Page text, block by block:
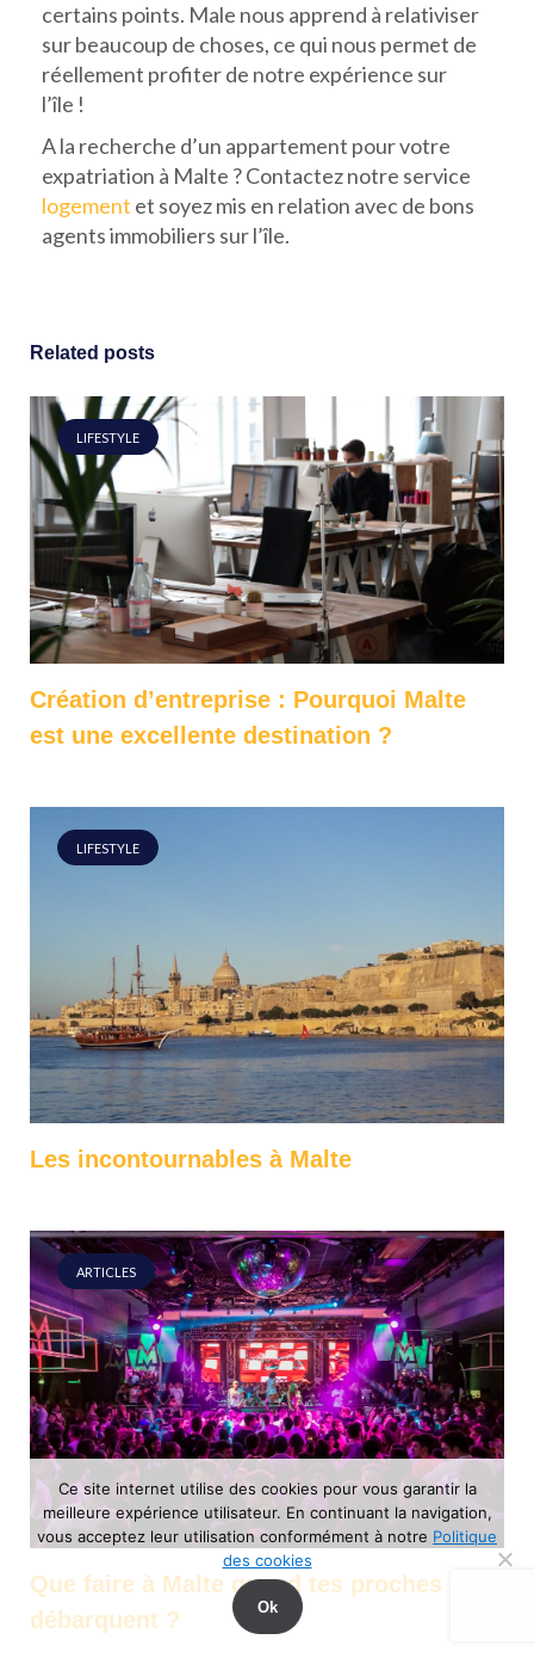
certains points. Male nous apprend à relativiser
sur beaucoup de choses, ce qui nous permet de
réellement profiter de notre expérience sur
l’île !
A la recherche d’un appartement pour votre
expatriation à Malte ? Contactez notre service
logement et soyez mis en relation avec de bons
agents immobiliers sur l’île.
Related posts
LIFESTYLE
Création d’entreprise : Pourquoi Malte
est une excellente destination ?
LIFESTYLE
Les incontournables à Malte
ARTICLES
Que faire à Malte quand tes proches
débarquent ?
Ce site internet utilise des cookies pour vous garantir la
meilleure expérience utilisateur. En continuant la navigation,
vous acceptez leur utilisation conformément à notre Politique
des cookies
Ok